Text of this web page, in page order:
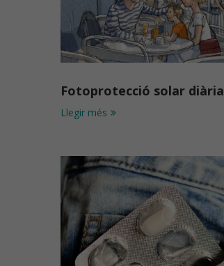
Fotoprotecció solar diària
Llegir més